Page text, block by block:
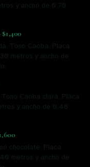
y ancho de 0.70
$1,400
Tono Caoba. Placa
metros y ancho de
Caoba clara. Placa
y ancho de 0.48
chocolate. Placa
metros y ancho de